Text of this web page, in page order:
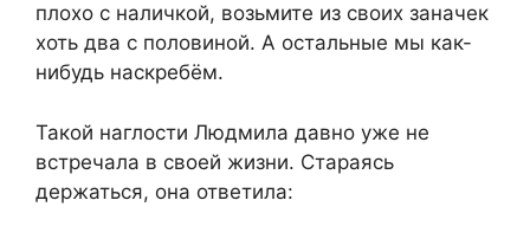
плохо с наличкой, возьмите из своих заначек
хоть два с половиной. А остальные мы как-
нибудь наскребём.
Такой наглости Людмила давно уже не
встречала в своей жизни. Стараясь
держаться, она ответила: